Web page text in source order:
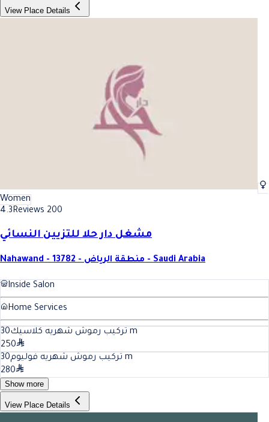
View Place Details
Women
4.3Reviews 200
مشغل دار حلا للتزيين النسائي
Nahawand - 13782 - منطقة الرياض - Saudi Arabia
Inside Salon
Home Services
تركيب رموش شهريه كلاسيك30
m
250
تركيب رموش شهريه فوليوم30
m
280
Show more
View Place Details